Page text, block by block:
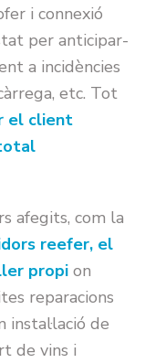
i connexió
per anticipar-
a incidències
etc. Tot
el client
afegits, com la
reefer, el
propi on
reparacions
de
de vins i